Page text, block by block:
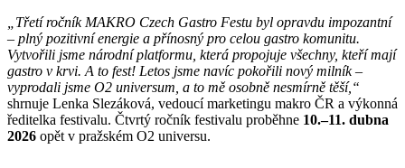
„Třetí ročník MAKRO Czech Gastro Festu byl opravdu impozantní
– plný pozitivní energie a přínosný pro celou gastro komunitu.
Vytvořili jsme národní platformu, která propojuje všechny, kteří mají
gastro v krvi. A to fest! Letos jsme navíc pokořili nový milník –
vyprodali jsme O2 universum, a to mě osobně nesmírně těší,“
shrnuje Lenka Slezáková, vedoucí marketingu makro ČR a výkonná
ředitelka festivalu. Čtvrtý ročník festivalu proběhne 10.–11. dubna
2026 opět v pražském O2 universu.